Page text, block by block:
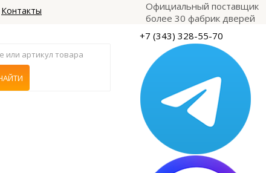
Контакты
Официальный поставщик
более 30 фабрик дверей
+7 (343) 328-55-70